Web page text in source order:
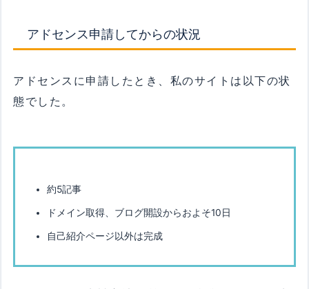
アドセンス申請してからの状況
アドセンスに申請したとき、私のサイトは以下の状
態でした。
約5記事
ドメイン取得、ブログ開設からおよそ10日
自己紹介ページ以外は完成